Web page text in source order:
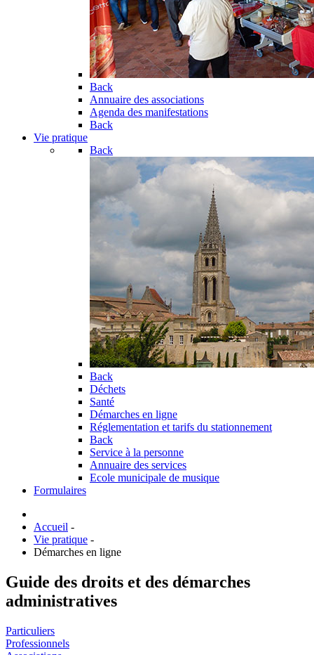
Back
Annuaire des associations
Agenda des manifestations
Back
Vie pratique
Back
Back
Déchets
Santé
Démarches en ligne
Réglementation et tarifs du stationnement
Back
Service à la personne
Annuaire des services
Ecole municipale de musique
Formulaires
Accueil -
Vie pratique -
Démarches en ligne
Guide des droits et des démarches
administratives
Particuliers
Professionnels